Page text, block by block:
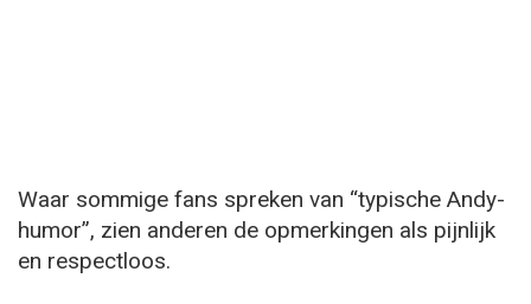
Waar sommige fans spreken van “typische Andy-
humor”, zien anderen de opmerkingen als pijnlijk
en respectloos.